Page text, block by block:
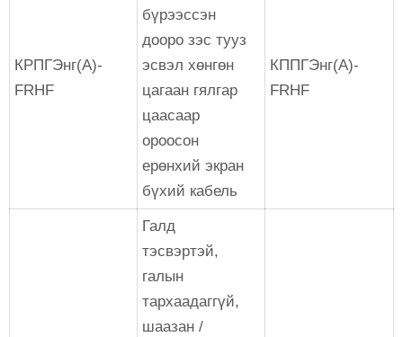
КРПГЭнг(А)-
FRHF
бүрээссэн
дооро зэс тууз
эсвэл хөнгөн
цагаан гялгар
цаасаар
ороосон
ерөнхий экран
бүхий кабель
КППГЭнг(А)-
FRHF
Галд
тэсвэртэй,
галын
тархаадаггүй,
шаазан /